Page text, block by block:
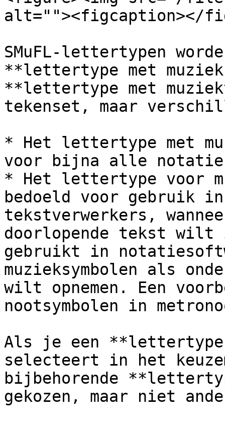
alt=""><figcaption></
SMuFL-lettertypen
**lettertype met
**lettertype met
tekenset, maar
* Het lettertype met
voor bijna alle
* Het lettertype voor
bedoeld voor gebruik
tekstverwerkers,
doorlopende tekst wilt
gebruikt in
muzieksymbolen als
wilt opnemen. Een
nootsymbolen in
Als je een **lettertype
selecteert in het
bijbehorende
gekozen, maar niet